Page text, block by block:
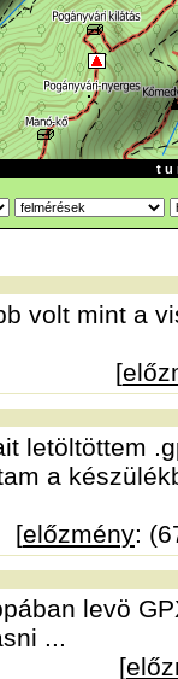
t u
volt mint a
[
letöltöttem
a
[előzmény:
levö
...
[